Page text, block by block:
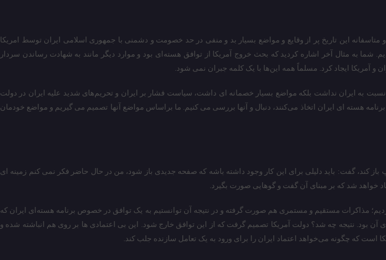
متاسفانه این تاریخ پر از وقایع و مواضع بسیار بد و منفی در حد خصومت و دشمنی با جمهوری اسلامی ایران توسط امریکا
به مثال آخر اشاره کردید که بحث خروج آمریکا از توافق هسته‌ای بود و موارد دیگر مانند به شهادت رساندن سردار
و آمریکا ایجاد کرد. مسلماً همه این‌ها با یک کلمه جبران نمی شود.
نسبت به ایران نداشت بلکه مواضع بسیار خصمانه ای داشت، سیاست فشار بر ایران و تحریم‌های شدید علیه ایران در دولت
هسته ای ایران اتخاذ می‌کنند، دنبال و آنها بررسی می کنیم. ما براساس مواضع آنها تصمیم می گیریم و مواضع خودمان
گفت: باید دلیلی برای این کار وجود داشته باشه که صفحه جدیدی باز شود، من در حال حاضر فکر نمی کنم زمینه ای
خواهد شد که بر مبنای آن گفت و گوهایی صورت بگیرد.
گفت: ما پیش از این هم با دولت آمریکا مذاکره کردیم؛ مذاکرات مستقیم و مستمری هم صورت گرفته و در نتیجه آن توانستیم به یک توافق در خصوص برنامه هسته‌ای ایران که
آن بود. نتیجه چه شد؟ دولت آمریکا تصمیم گرفت که از این توافق خارج شود. این بی اعتمادی ها بر روی هم انباشته شده و
که چگونه می‌خواهد اعتماد ایران را برای ورود به یک تعامل سازنده جلب کند.